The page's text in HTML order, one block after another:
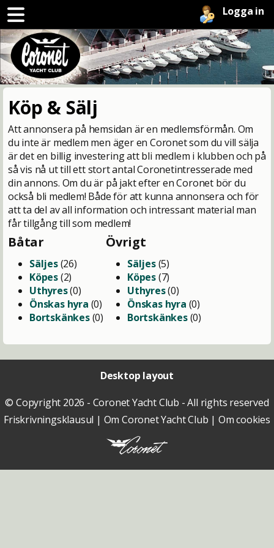
Logga in
Köp & Sälj
Att annonsera på hemsidan är en medlemsförmån. Om
du inte är medlem men äger en Coronet som du vill sälja
är det en billig investering att bli medlem i klubben och på
så vis nå ut till ett stort antal Coronetintresserade med
din annons. Om du är på jakt efter en Coronet bör du
också bli medlem! Både för att kunna annonsera och för
att ta del av all information och intressant material man
får tillgång till som medlem!
Båtar
Säljes(26)
Köpes(2)
Uthyres(0)
Önskas hyra (0)
Bortskänkes(0)
Övrigt
Säljes(5)
Köpes(7)
Uthyres(0)
Önskas hyra (0)
Bortskänkes(0)
Desktop layout
© Copyright 2026 - Coronet Yacht Club - All rights reserved
Friskrivningsklausul | Om Coronet Yacht Club | Om cookies